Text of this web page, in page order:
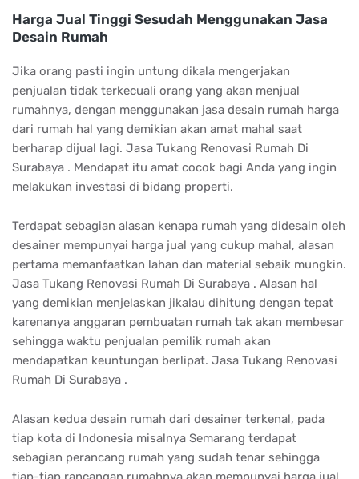
Harga Jual Tinggi Sesudah Menggunakan Jasa
Desain Rumah
Jika orang pasti ingin untung dikala mengerjakan
penjualan tidak terkecuali orang yang akan menjual
rumahnya, dengan menggunakan jasa desain rumah harga
dari rumah hal yang demikian akan amat mahal saat
berharap dijual lagi. Jasa Tukang Renovasi Rumah Di
Surabaya . Mendapat itu amat cocok bagi Anda yang ingin
melakukan investasi di bidang properti.
Terdapat sebagian alasan kenapa rumah yang didesain oleh
desainer mempunyai harga jual yang cukup mahal, alasan
pertama memanfaatkan lahan dan material sebaik mungkin.
Jasa Tukang Renovasi Rumah Di Surabaya . Alasan hal
yang demikian menjelaskan jikalau dihitung dengan tepat
karenanya anggaran pembuatan rumah tak akan membesar
sehingga waktu penjualan pemilik rumah akan
mendapatkan keuntungan berlipat. Jasa Tukang Renovasi
Rumah Di Surabaya .
Alasan kedua desain rumah dari desainer terkenal, pada
tiap kota di Indonesia misalnya Semarang terdapat
sebagian perancang rumah yang sudah tenar sehingga